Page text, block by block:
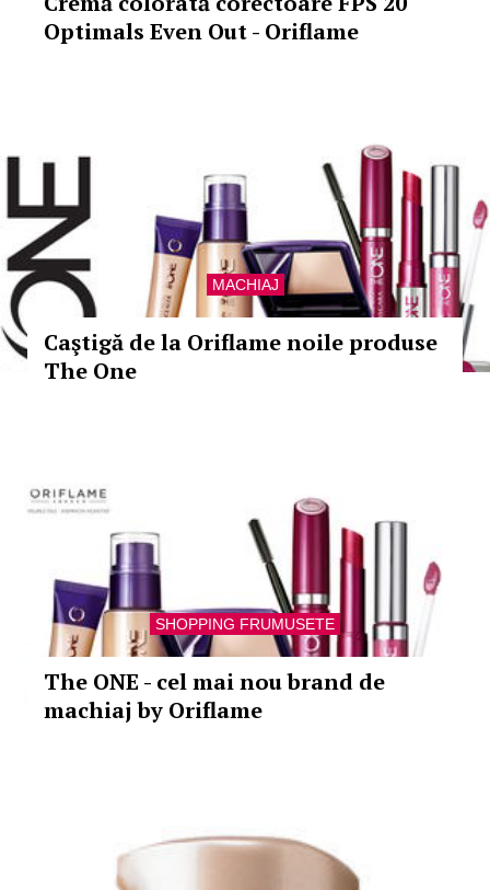
Optimals Even Out - Oriflame
MACHIAJ
Caştigă de la Oriflame noile produse
The One
SHOPPING FRUMUSETE
The ONE - cel mai nou brand de
machiaj by Oriflame